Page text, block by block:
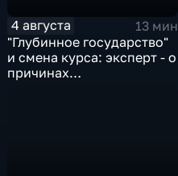
4 августа
13 мин
"Глубинное государство"
и смена курса: эксперт - о
причинах